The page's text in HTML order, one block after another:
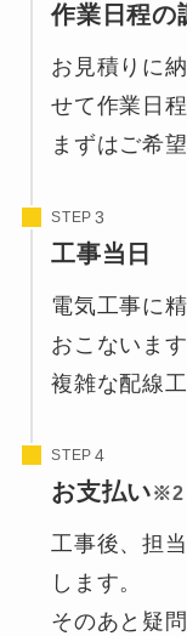
作業日程の
お見積りに
せて作業日
まずはご希
STEP
工事当日
電気工事に
おこないます
複雑な配線
STEP
お支払い※2
工事後、担
します。
そのあと疑